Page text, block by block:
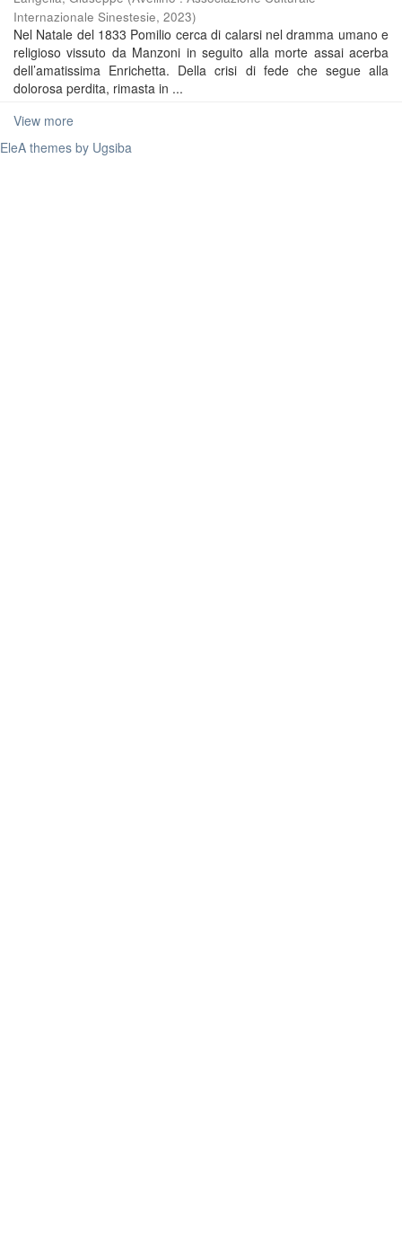
Internazionale Sinestesie, 2023)
Nel Natale del 1833 Pomilio cerca di calarsi nel dramma umano e
religioso vissuto da Manzoni in seguito alla morte assai acerba
dell’amatissima Enrichetta. Della crisi di fede che segue alla
dolorosa perdita, rimasta in ...
View more
EleA themes by Ugsiba